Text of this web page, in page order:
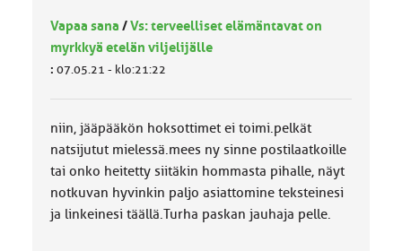
Vapaa sana /Vs: terveelliset elämäntavat on
myrkkyä etelän viljelijälle
: 07.05.21 - klo:21:22
niin, jääpääkön hoksottimet ei toimi.pelkät
natsijutut mielessä.mees ny sinne postilaatkoille
tai onko heitetty siitäkin hommasta pihalle, näyt
notkuvan hyvinkin paljo asiattomine teksteinesi
ja linkeinesi täällä.Turha paskan jauhaja pelle.